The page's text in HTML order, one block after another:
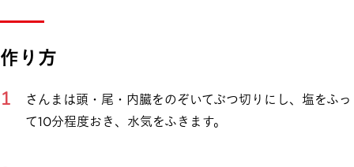
作り方
さんまは頭・尾・内臓をのぞいてぶつ切りにし、塩をふっ
て10分程度おき、水気をふきます。